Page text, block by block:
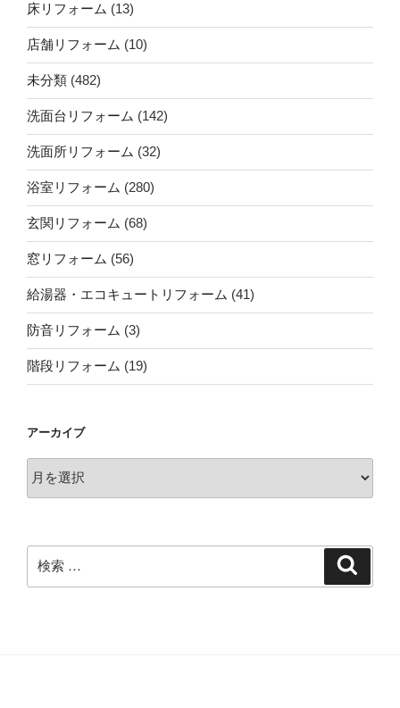
床リフォーム (13)
店舗リフォーム (10)
未分類 (482)
洗面台リフォーム (142)
洗面所リフォーム (32)
浴室リフォーム (280)
玄関リフォーム (68)
窓リフォーム (56)
給湯器・エコキュートリフォーム (41)
防音リフォーム (3)
階段リフォーム (19)
アーカイブ
ー
索: